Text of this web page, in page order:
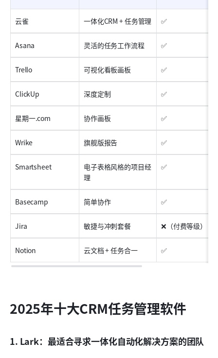
云雀 一体化CRM + 任务管理 ✅
Asana 灵活的任务工作流程 ✅
Trello 可视化看板画板 ✅
ClickUp 深度定制 ✅
星期一.com 协作画板 ✅
Wrike 旗舰版报告 ✅
Smartsheet
电子表格风格的项目经
理
✅
Basecamp 简单协作 ✅
Jira 敏捷与冲刺套餐 ❌（付费等级）
Notion 云文档 + 任务合一 ✅
2025年十大CRM任务管理软件
1. Lark：最适合寻求一体化自动化解决方案的团队